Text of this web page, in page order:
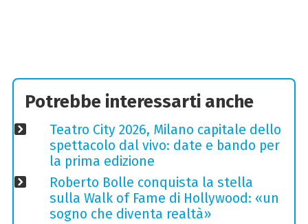
Potrebbe interessarti anche
Teatro City 2026, Milano capitale dello
spettacolo dal vivo: date e bando per
la prima edizione
Roberto Bolle conquista la stella
sulla Walk of Fame di Hollywood: «un
sogno che diventa realtà»